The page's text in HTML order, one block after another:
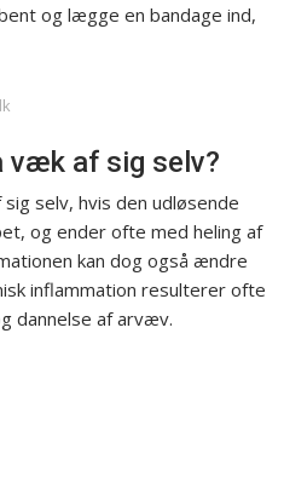
og lægge en bandage ind,
væk af sig selv?
selv, hvis den udløsende
og ender ofte med heling af
kan dog også ændre
inflammation resulterer ofte
dannelse af arvæv.